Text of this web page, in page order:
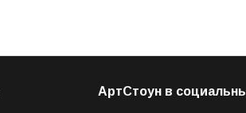
АртСтоун в